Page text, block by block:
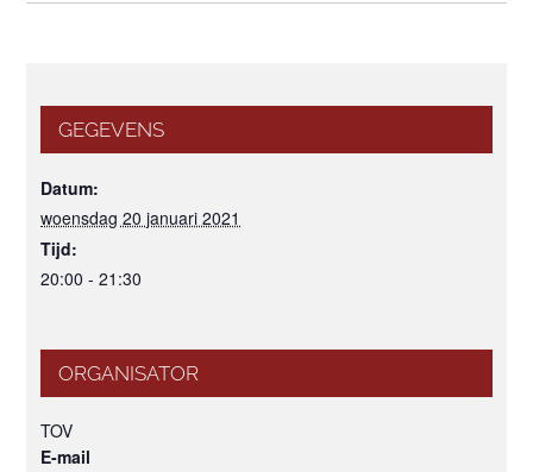
GEGEVENS
Datum:
woensdag 20 januari 2021
Tijd:
20:00 - 21:30
ORGANISATOR
TOV
E-mail